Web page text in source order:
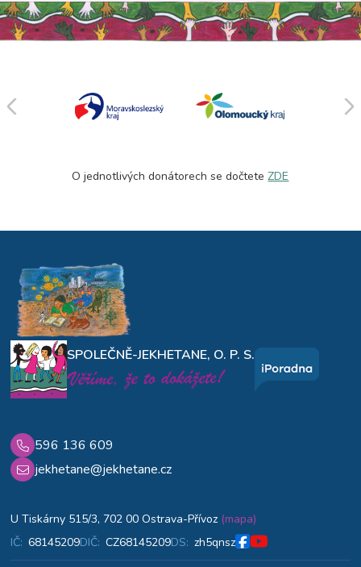
O jednotlivých donátorech se dočteteZDE
SPOLEČNĚ-JEKHETANE, O. P. S.
596 136 609
jekhetane@jekhetane.cz
U Tiskárny 515/3, 702 00 Ostrava-Přívoz (mapa)
IČ: 68145209DIČ: CZ68145209DS: zh5qnsz